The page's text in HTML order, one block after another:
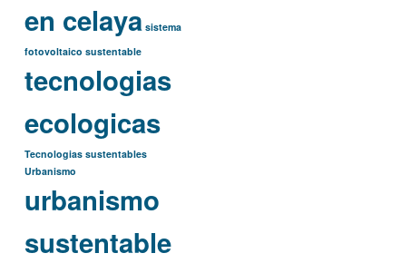
en celaya sistema
fotovoltaico sustentable
tecnologias
ecologicas
Tecnologias sustentables
Urbanismo
urbanismo
sustentable